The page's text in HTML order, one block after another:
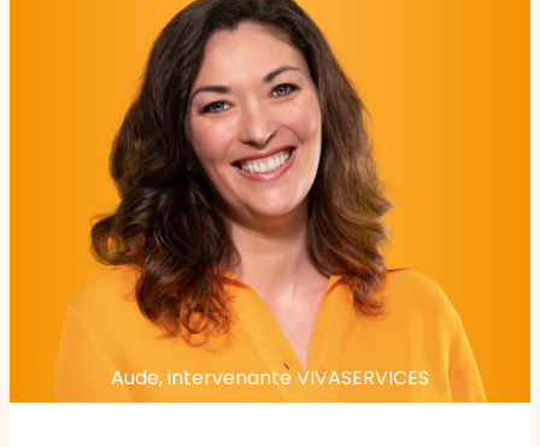
Aude, intervenante VIVASERVICES